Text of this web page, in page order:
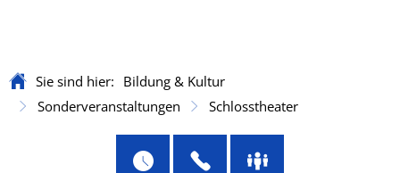
Sie sind hier: Bildung & Kultur
Sonderveranstaltungen
Schlosstheater